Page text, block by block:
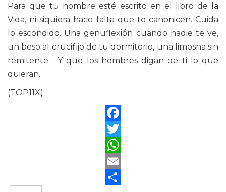
Para que tu nombre esté escrito en el libro de la
Vida, ni siquiera hace falta que te canonicen. Cuida
lo escondido. Una genuflexión cuando nadie te ve,
un beso al crucifijo de tu dormitorio, una limosna sin
remitente… Y que los hombres digan de ti lo que
quieran.
(TOP11X)
Facebook
Twitter
WhatsApp
Email